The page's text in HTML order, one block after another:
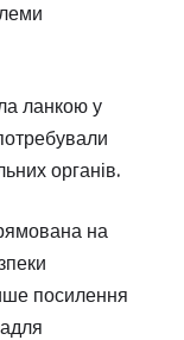
ланкою у
органів.
на
посилення